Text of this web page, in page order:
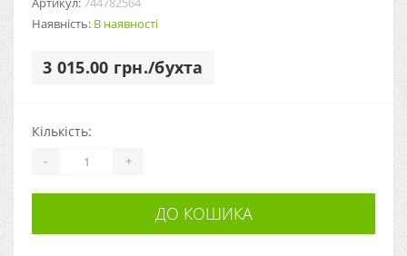
Наявність: В наявності
3 015.00 грн./бухта
Кількість:
- +
ДО КОШИКА